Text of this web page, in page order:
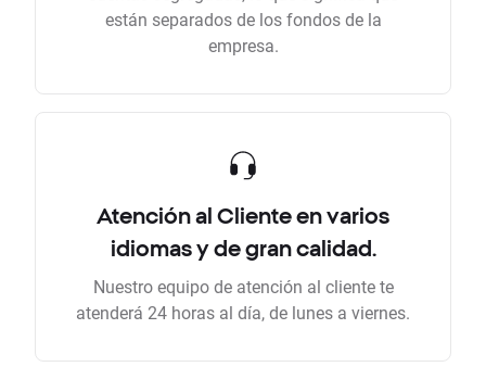
están separados de los fondos de la
empresa.
Atención al Cliente en varios
idiomas y de gran calidad.
Nuestro equipo de atención al cliente te
atenderá 24 horas al día, de lunes a viernes.